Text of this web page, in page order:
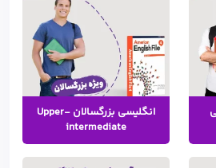
انگلیسی بزرگسالان Upper-
intermediate